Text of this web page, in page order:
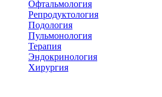
Офтальмология
Репродуктология
Подология
Пульмонология
Терапия
Эндокринология
Хирургия